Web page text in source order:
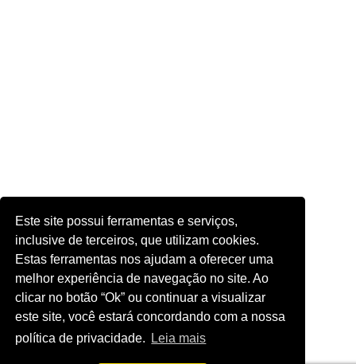
Este site possui ferramentas e serviços,
inclusive de terceiros, que utilizam cookies.
Estas ferramentas nos ajudam a oferecer uma
melhor experiência de navegação no site. Ao
clicar no botão “Ok” ou continuar a visualizar
este site, você estará concordando com a nossa
política de privacidade.
Leia mais